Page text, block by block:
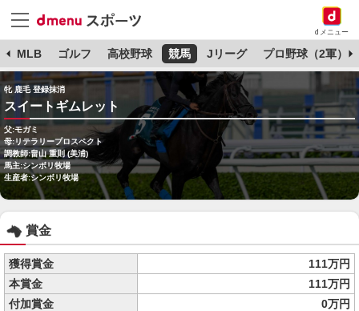
dメニュー
MLB ゴルフ 高校野球 競馬 Jリーグ プロ野球（2軍）
牝 鹿毛 登録抹消
スイートギムレット
父:モガミ
母:リテラリープロスペクト
調教師:畠山 重則 (美浦)
馬主:シンボリ牧場
生産者:シンボリ牧場
賞金
獲得賞金
111万円
本賞金
111万円
付加賞金
0万円